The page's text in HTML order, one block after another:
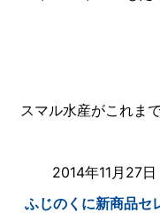
スマル水産がこれま
2014年11月27
ふじのくに新商品セ